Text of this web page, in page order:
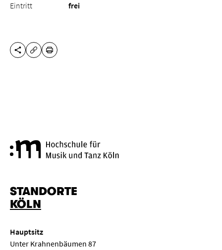
Eintritt frei
DIESE SEITE TEILEN
URL KOPIEREN
DRUCKEN
STANDORTE
KÖLN
Hauptsitz
Unter Krahnenbäumen 87